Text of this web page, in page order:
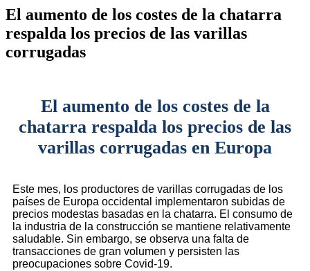
El aumento de los costes de la chatarra
respalda los precios de las varillas
corrugadas
El aumento de los costes de la
chatarra respalda los precios de las
varillas corrugadas en Europa
Este mes, los productores de varillas corrugadas de los
países de Europa occidental implementaron subidas de
precios modestas basadas en la chatarra. El consumo de
la industria de la construcción se mantiene relativamente
saludable. Sin embargo, se observa una falta de
transacciones de gran volumen y persisten las
preocupaciones sobre Covid-19.